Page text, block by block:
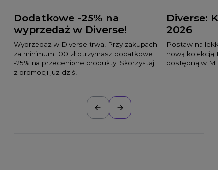
Dodatkowe -25% na
wyprzedaż w Diverse!
Wyprzedaż w Diverse trwa! Przy zakupach
za minimum 100 zł otrzymasz dodatkowe
-25% na przecenione produkty. Skorzystaj
z promocji już dziś!
Diverse:
2026
Postaw na
nową kolekcją
dostępną w